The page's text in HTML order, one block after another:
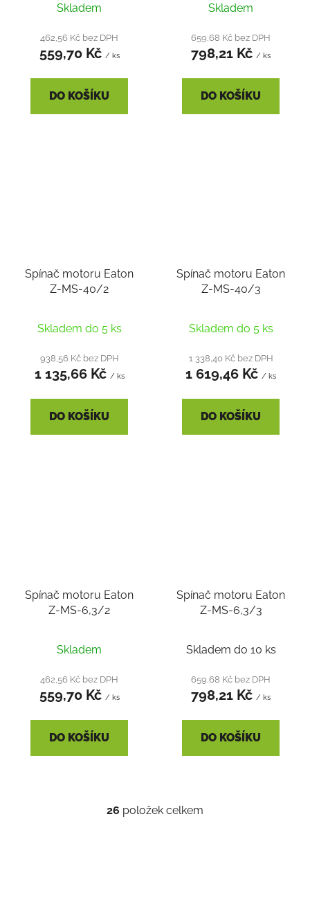
Skladem
462,56 Kč bez DPH
559,70 Kč / ks
DO KOŠÍKU
hodnocení
produktu
je
z
Skladem
659,68 Kč bez DPH
798,21 Kč / ks
DO KOŠÍKU
Spínač motoru Eaton
Z-MS-40/2
Skladem do 5 ks
938,56 Kč bez DPH
1 135,66 Kč / ks
DO KOŠÍKU
Spínač motoru Eaton
Z-MS-40/3
Skladem do 5 ks
1 338,40 Kč bez DPH
1 619,46 Kč / ks
DO KOŠÍKU
Spínač motoru Eaton
Z-MS-6,3/2
Skladem
462,56 Kč bez DPH
559,70 Kč / ks
DO KOŠÍKU
Spínač motoru Eaton
Z-MS-6,3/3
Skladem do 10 ks
659,68 Kč bez DPH
798,21 Kč / ks
DO KOŠÍKU
O
26 položek celkem